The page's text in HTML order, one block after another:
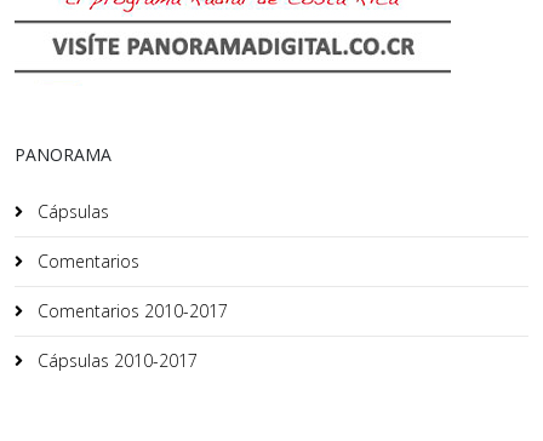
PANORAMA
Cápsulas
Comentarios
Comentarios 2010-2017
Cápsulas 2010-2017